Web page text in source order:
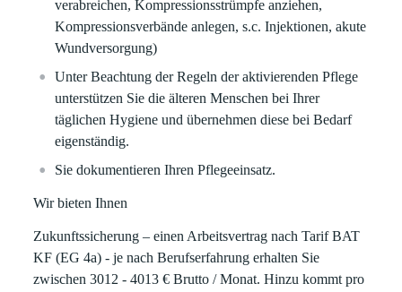
verabreichen, Kompressionsstrümpfe anziehen,
Kompressionsverbände anlegen, s.c. Injektionen, akute
Wundversorgung)
Unter Beachtung der Regeln der aktivierenden Pflege
unterstützen Sie die älteren Menschen bei Ihrer
täglichen Hygiene und übernehmen diese bei Bedarf
eigenständig.
Sie dokumentieren Ihren Pflegeeinsatz.
Wir bieten Ihnen
Zukunftssicherung– einen Arbeitsvertrag nach Tarif BAT
KF (EG 4a) - je nach Berufserfahrung erhalten Sie
zwischen 3012 - 4013 € Brutto / Monat. Hinzu kommt pro